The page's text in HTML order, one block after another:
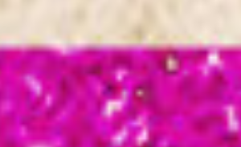
demonstratie